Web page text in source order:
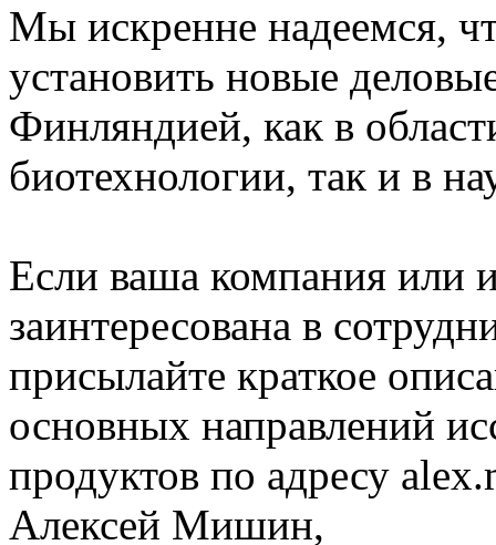
Мы искренне надеемся,
установить новые
Финляндией, как в
биотехнологии, так и в
Если ваша компания или
заинтересована в
присылайте краткое
основных направлений
продуктов по адресу
Алексей Мишин,